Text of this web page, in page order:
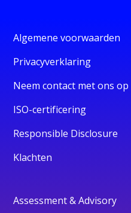
Algemene voorwaarden
Privacyverklaring
Neem contact met ons op
ISO-certificering
Responsible Disclosure
Klachten
Assessment & Advisory